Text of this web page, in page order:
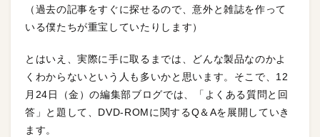
（過去の記事をすぐに探せるので、意外と雑誌を作って
いる僕たちが重宝していたりします）
とはいえ、実際に手に取るまでは、どんな製品なのかよ
くわからないという人も多いかと思います。そこで、12
月24日（金）の編集部ブログでは、「よくある質問と回
答」と題して、DVD-ROMに関するQ＆Aを展開していき
ます。